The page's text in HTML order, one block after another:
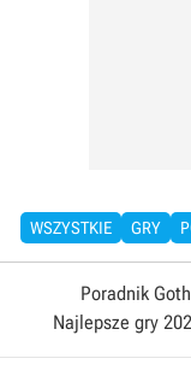
WSZYSTKIE GRY
Poradnik
Najlepsze gry